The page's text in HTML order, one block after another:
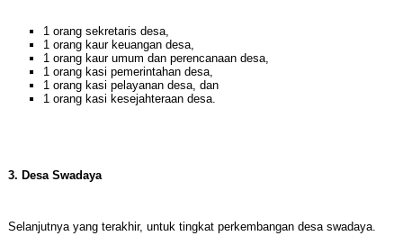
1 orang sekretaris desa,
1 orang kaur keuangan desa,
1 orang kaur umum dan perencanaan desa,
1 orang kasi pemerintahan desa,
1 orang kasi pelayanan desa, dan
1 orang kasi kesejahteraan desa.
3. Desa Swadaya
Selanjutnya yang terakhir, untuk tingkat perkembangan desa swadaya.